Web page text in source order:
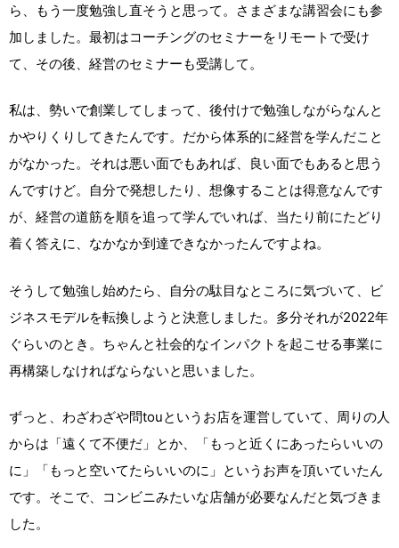
ら、もう一度勉強し直そうと思って。さまざまな講習会にも参
加しました。最初はコーチングのセミナーをリモートで受け
て、その後、経営のセミナーも受講して。
私は、勢いで創業してしまって、後付けで勉強しながらなんと
かやりくりしてきたんです。だから体系的に経営を学んだこと
がなかった。それは悪い面でもあれば、良い面でもあると思う
んですけど。自分で発想したり、想像することは得意なんです
が、経営の道筋を順を追って学んでいれば、当たり前にたどり
着く答えに、なかなか到達できなかったんですよね。
そうして勉強し始めたら、自分の駄目なところに気づいて、ビ
ジネスモデルを転換しようと決意しました。多分それが2022年
ぐらいのとき。ちゃんと社会的なインパクトを起こせる事業に
再構築しなければならないと思いました。
ずっと、わざわざや問touというお店を運営していて、周りの人
からは「遠くて不便だ」とか、「もっと近くにあったらいいの
に」「もっと空いてたらいいのに」というお声を頂いていたん
です。そこで、コンビニみたいな店舗が必要なんだと気づきま
した。